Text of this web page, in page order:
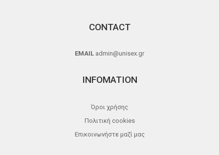
CONTACT
EMAIL admin@unisex.gr
INFOMATION
Όροι χρήσης
Πολιτική cookies
Επικοινωνήστε μαζί μας